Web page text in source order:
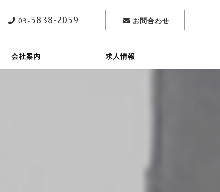
お問合わせ
03- 5838-2059
会社案内 求人情報